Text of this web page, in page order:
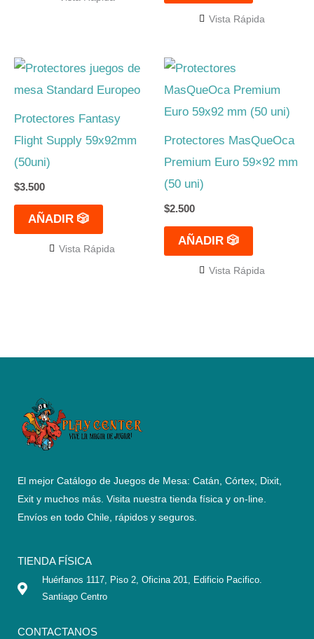
Vista Rápida
Protectores Fantasy
Flight Supply 59x92mm
(50uni)
$3.500
AÑADIR 🎲
Vista Rápida
Protectores MasQueOca
Premium Euro 59×92 mm
(50 uni)
$2.500
AÑADIR 🎲
Vista Rápida
El mejor Catálogo de Juegos de Mesa: Catán, Córtex, Dixit,
Exit y muchos más. Visita nuestra tienda física y on-line.
Envíos en todo Chile, rápidos y seguros.
TIENDA FÍSICA
Huérfanos 1117, Piso 2, Oficina 201, Edificio Pacifico.
Santiago Centro
CONTACTANOS